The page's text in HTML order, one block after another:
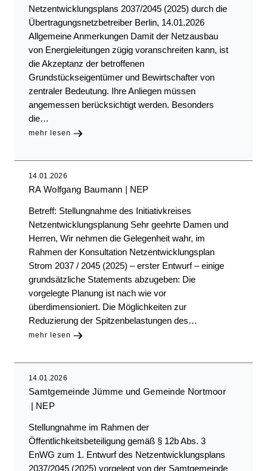
Netzentwicklungsplans 2037/2045 (2025) durch die
Übertragungsnetzbetreiber Berlin, 14.01.2026
Allgemeine Anmerkungen Damit der Netzausbau
von Energieleitungen zügig voranschreiten kann, ist
die Akzeptanz der betroffenen
Grundstückseigentümer und Bewirtschafter von
zentraler Bedeutung. Ihre Anliegen müssen
angemessen berücksichtigt werden. Besonders
die…
mehr lesen
14.01.2026
RA Wolfgang Baumann NEP
Betreff: Stellungnahme des Initiativkreises
Netzentwicklungsplanung Sehr geehrte Damen und
Herren, Wir nehmen die Gelegenheit wahr, im
Rahmen der Konsultation Netzentwicklungsplan
Strom 2037 / 2045 (2025) – erster Entwurf – einige
grundsätzliche Statements abzugeben: Die
vorgelegte Planung ist nach wie vor
überdimensioniert. Die Möglichkeiten zur
Reduzierung der Spitzenbelastungen des…
mehr lesen
14.01.2026
Samtgemeinde Jümme und Gemeinde Nortmoor
NEP
Stellungnahme im Rahmen der
Öffentlichkeitsbeteiligung gemäß § 12b Abs. 3
EnWG zum 1. Entwurf des Netzentwicklungsplans
2037/2045 (2025) vorgelegt von der Samtgemeinde